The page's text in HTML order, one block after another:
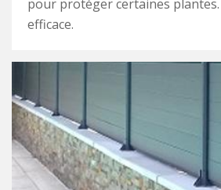
pour protéger certaines
efficace.